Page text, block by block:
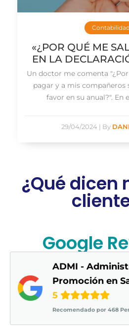
Contabilidad
«¿POR QUÉ ME
EN LA
Un doctor me comenta
pagar y a mis compañeros
favor en su anual?". En
29/04/2024 | By
¿Qué dicen
Google
ADMI -
Promoción en
5
Recomendado por 468